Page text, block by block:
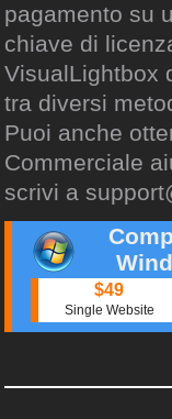
pagamento su
chiave di
VisualLightbox
tra diversi
Puoi anche
Commerciale
scrivi a
$49
Single Website